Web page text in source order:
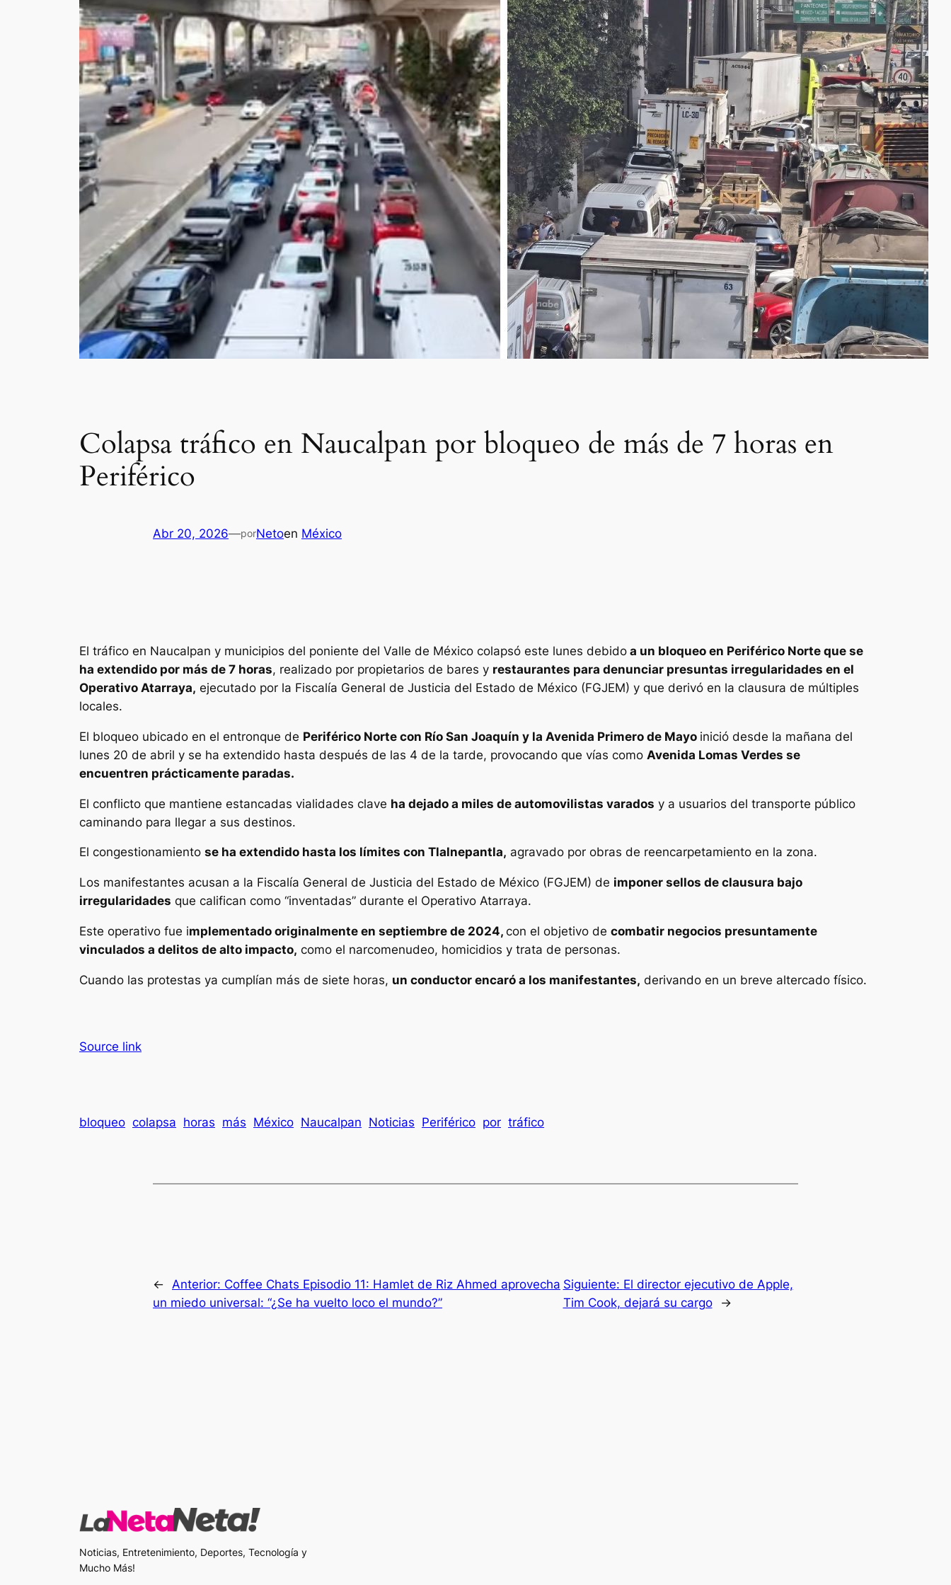
Colapsa tráfico en Naucalpan por bloqueo de más de 7 horas en
Periférico
Abr 20, 2026—porNetoen México
El tráfico en Naucalpan y municipios del poniente del Valle de México colapsó este lunes debido a un bloqueo en Periférico Norte que se
ha extendido por más de 7 horas, realizado por propietarios de bares y restaurantes para denunciar presuntas irregularidades en el
Operativo Atarraya, ejecutado por la Fiscalía General de Justicia del Estado de México (FGJEM) y que derivó en la clausura de múltiples
locales.
El bloqueo ubicado en el entronque de Periférico Norte con Río San Joaquín y la Avenida Primero de Mayo inició desde la mañana del
lunes 20 de abril y se ha extendido hasta después de las 4 de la tarde, provocando que vías como Avenida Lomas Verdes se
encuentren prácticamente paradas.
El conflicto que mantiene estancadas vialidades clave ha dejado a miles de automovilistas varados y a usuarios del transporte público
caminando para llegar a sus destinos.
El congestionamiento se ha extendido hasta los límites con Tlalnepantla, agravado por obras de reencarpetamiento en la zona.
Los manifestantes acusan a la Fiscalía General de Justicia del Estado de México (FGJEM) de imponer sellos de clausura bajo
irregularidades que califican como “inventadas” durante el Operativo Atarraya.
Este operativo fue implementado originalmente en septiembre de 2024, con el objetivo de combatir negocios presuntamente
vinculados a delitos de alto impacto, como el narcomenudeo, homicidios y trata de personas.
Cuando las protestas ya cumplían más de siete horas, un conductor encaró a los manifestantes, derivando en un breve altercado físico.
Source link
bloqueo colapsa horas más México Naucalpan Noticias Periférico por tráfico
← Anterior: Coffee Chats Episodio 11: Hamlet de Riz Ahmed aprovecha
un miedo universal: “¿Se ha vuelto loco el mundo?”
Siguiente: El director ejecutivo de Apple,
Tim Cook, dejará su cargo
→
Noticias, Entretenimiento, Deportes, Tecnología y
Mucho Más!